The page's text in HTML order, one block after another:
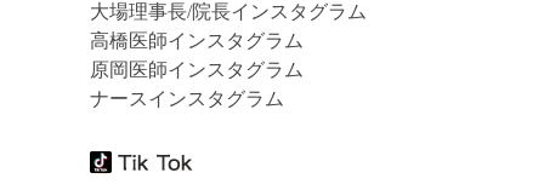
大場理事長/院長インスタグラム
高橋医師インスタグラム
原岡医師インスタグラム
ナースインスタグラム